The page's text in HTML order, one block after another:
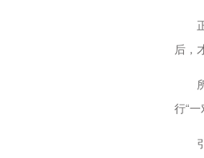
正
后，
所
行“
引